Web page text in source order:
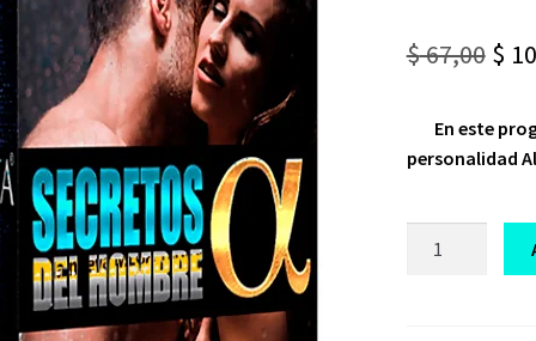
$67,00 $
En este
personalidad